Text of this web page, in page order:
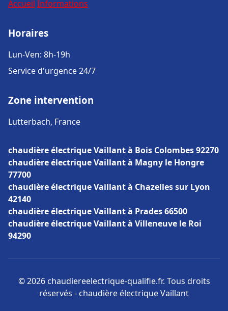
Accueil Informations
Horaires
Lun-Ven: 8h-19h
Service d'urgence 24/7
Zone intervention
Lutterbach, France
chaudière électrique Vaillant à Bois Colombes 92270
chaudière électrique Vaillant à Magny le Hongre
77700
chaudière électrique Vaillant à Chazelles sur Lyon
42140
chaudière électrique Vaillant à Prades 66500
chaudière électrique Vaillant à Villeneuve le Roi
94290
© 2026 chaudiereelectrique-qualifie.fr. Tous droits
réservés - chaudière électrique Vaillant